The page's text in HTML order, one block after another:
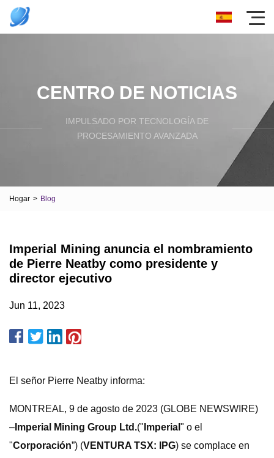
CENTRO DE NOTICIAS
IMPULSADO POR TECNOLOGÍA DE
PROCESAMIENTO AVANZADA
Hogar > Blog
Imperial Mining anuncia el nombramiento
de Pierre Neatby como presidente y
director ejecutivo
Jun 11, 2023
El señor Pierre Neatby informa:
MONTREAL, 9 de agosto de 2023 (GLOBE NEWSWIRE)
– Imperial Mining Group Ltd.(" Imperial " o el
"Corporación”) (VENTURA TSX: IPG) se complace en